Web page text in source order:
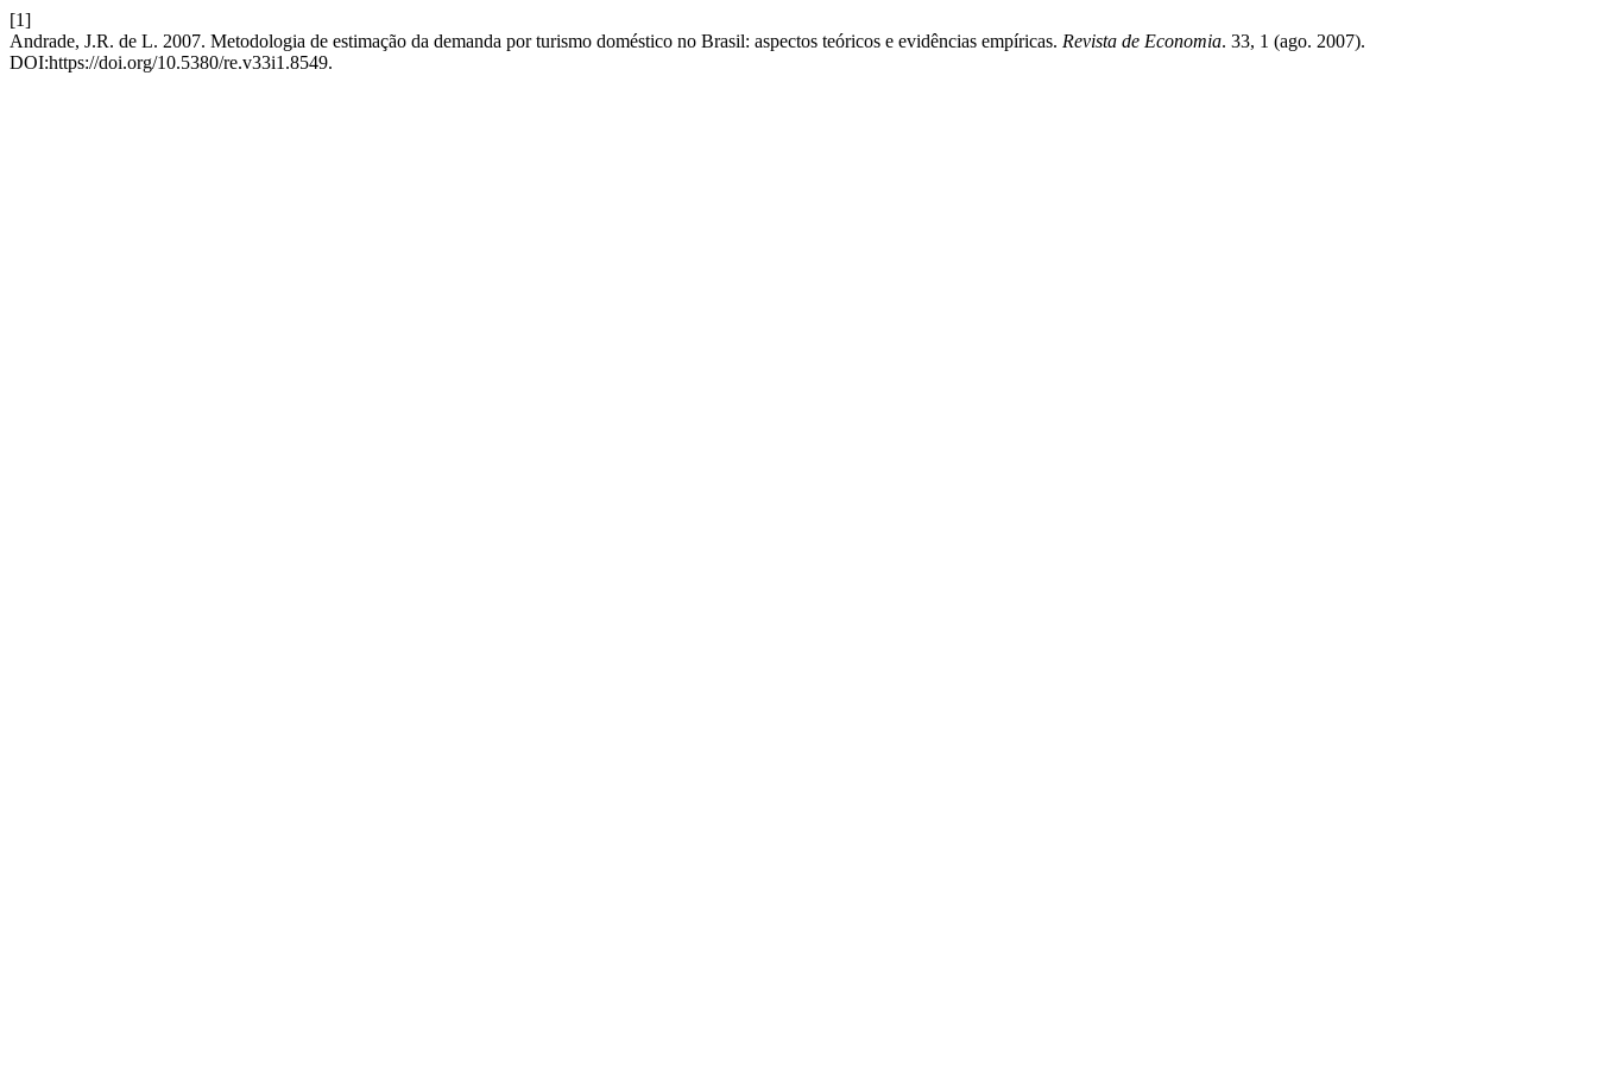
[1]
Andrade, J.R. de L. 2007. Metodologia de estimação da demanda por turismo doméstico no Brasil: aspectos teóricos e evidências empíricas. Revista de Economia. 33, 1 (ago. 2007).
DOI:https://doi.org/10.5380/re.v33i1.8549.